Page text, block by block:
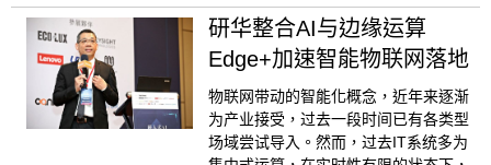
研华整合AI与边缘运算
Edge+加速智能物联网落地
物联网带动的智能化概念，近年来逐渐
为产业接受，过去一段时间已有各类型
场域尝试导入。然而，过去IT系统多为